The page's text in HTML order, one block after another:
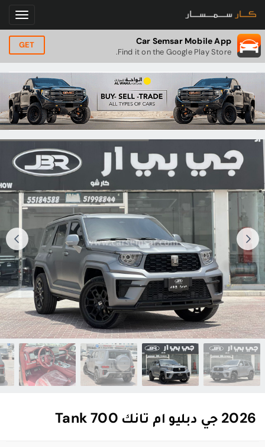
Car Semsar Mobile App
Find it on the Google Play Store.
GET
2026 جي دبليو ام تانك Tank 700